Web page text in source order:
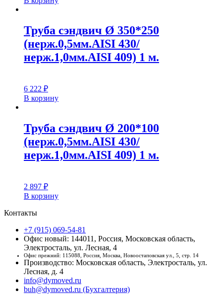
Труба сэндвич Ø 350*250
(нерж.0,5мм.AISI 430/
нерж.1,0мм.AISI 409) 1 м.
6 222 ₽
В корзину
Труба сэндвич Ø 200*100
(нерж.0,5мм.AISI 430/
нерж.1,0мм.AISI 409) 1 м.
2 897 ₽
В корзину
Контакты
+7 (915) 069-54-81
Офис новый: 144011, Россия, Московская область,
Электросталь, ул. Лесная, 4
Офис прежний: 115088, Россия, Москва, Новоостаповская ул., 5, стр. 14
Производство: Московская область, Электросталь, ул.
Лесная, д. 4
info@dymoved.ru
buh@dymoved.ru (Бухгалтерия)